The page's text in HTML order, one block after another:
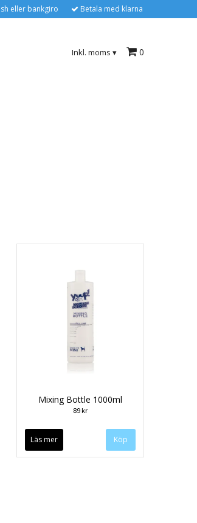
eller bankgiro Betala med klarna
Inkl. moms ▾ 0
Mixing Bottle 1000ml
89 kr
Läs mer